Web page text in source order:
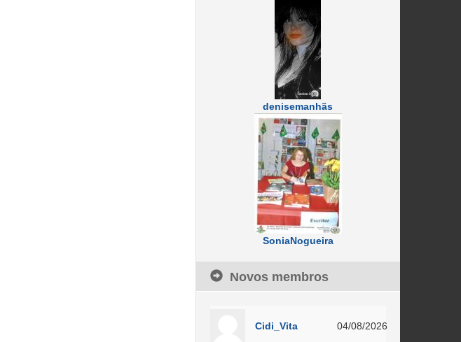
denisemanhãs
SoniaNogueira
Novos membros
Cidi_Vita 04/08/2026